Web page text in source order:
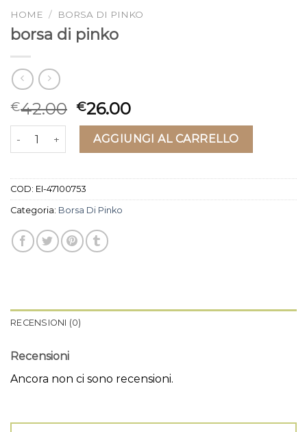
HOME / BORSA DI PINKO
borsa di pinko
€42.00 €26.00
borsa di pinko quantitàAGGIUNGI AL CARRELLO
COD: EI-47100753
Categoria: Borsa Di Pinko
RECENSIONI (0)
Recensioni
Ancora non ci sono recensioni.